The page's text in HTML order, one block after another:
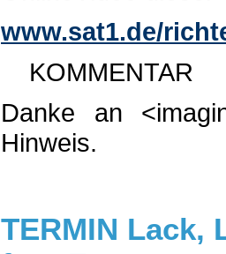
www.sat1.de/
KOMMENTAR
Danke an
Hinweis.
TERMIN Lack,